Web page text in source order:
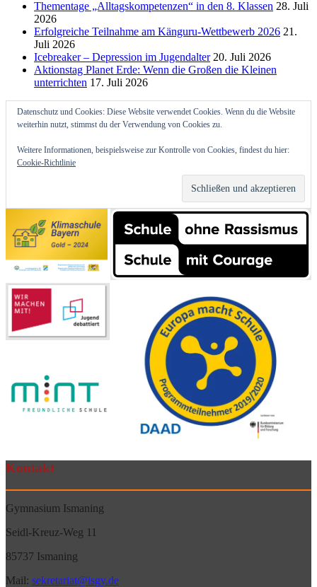
Thementage „Alltagskompetenzen“ in den 8. Klassen 28. Juli
2026
Erfolgreiche Teilnahme am Känguru-Wettbewerb 2026 21.
Juli 2026
Icebreaker – Depression im Jugendalter 20. Juli 2026
Aktionstag Planet Erde: Wenn die Großen die Kleinen
unterrichten 17. Juli 2026
Datenschutz und Cookies: Diese Website verwendet Cookies. Wenn du die Website
weiterhin nutzt, stimmst du der Verwendung von Cookies zu.
Weitere Informationen, beispielsweise zur Kontrolle von Cookies, findest du hier:
Cookie-Richtlinie
Kontakt
Gymnasium Ismaning
Seidl-Kreuz-Weg 11
85737 Ismaning
Mail: sekretariat@isgy.de